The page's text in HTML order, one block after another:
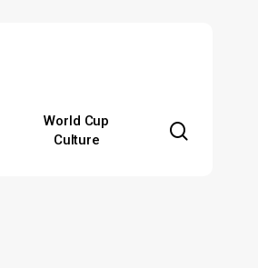
World Cup
Culture